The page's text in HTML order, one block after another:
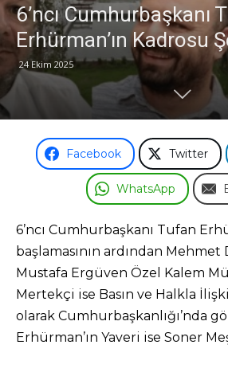
Odası
6’ncı Cumhurbaşkanı
Erhürman’ın Kadrosu
24 Ekim 2025
Facebook Twitter
WhatsApp
6’ncı Cumhurbaşkanı Tufan
başlamasının ardından Mehmet
Mustafa Ergüven Özel Kalem
Mertekçi ise Basın ve Halkla
olarak Cumhurbaşkanlığı’nda
Erhürman’ın Yaveri ise Soner